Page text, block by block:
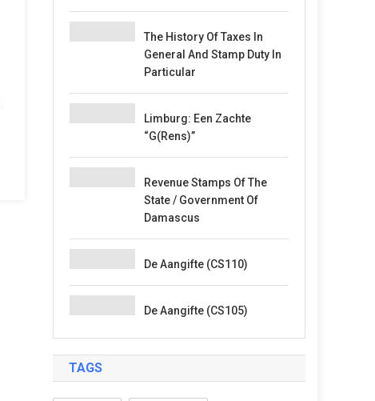
The History Of Taxes In
General And Stamp Duty In
Particular
Limburg: Een Zachte
“G(rens)”
Revenue Stamps Of The
State / Government Of
Damascus
De Aangifte (CS110)
De Aangifte (CS105)
TAGS